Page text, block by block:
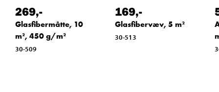
269,-
Glasfibermåtte, 10
m², 450 g/m²
30-509
169,-
Glasfibervæv, 5 m²
30-513